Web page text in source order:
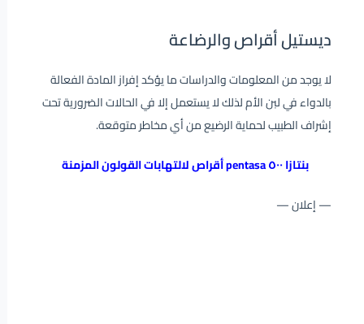
ديستيل أقراص والرضاعة
لا يوجد من المعلومات والدراسات ما يؤكد إفراز المادة الفعالة
بالدواء في لبن الأم لذلك لا يستعمل إلا في الحالات الضرورية تحت
إشراف الطبيب لحماية الرضيع من أي مخاطر متوقعة.
بنتازا ٥٠٠ pentasa أقراص لالتهابات القولون المزمنة
— إعلان —